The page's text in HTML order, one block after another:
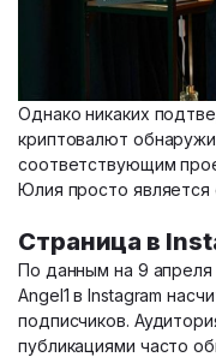
Однако никаких
криптовалют
соответствующим
Юлия просто является
Страница в
По данным на 9 апреля
Angel1 в Instagram
подписчиков.
публикациями часто